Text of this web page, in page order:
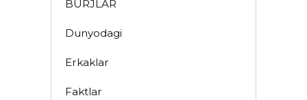
BURJLAR
Dunyodagi
Erkaklar
Faktlar